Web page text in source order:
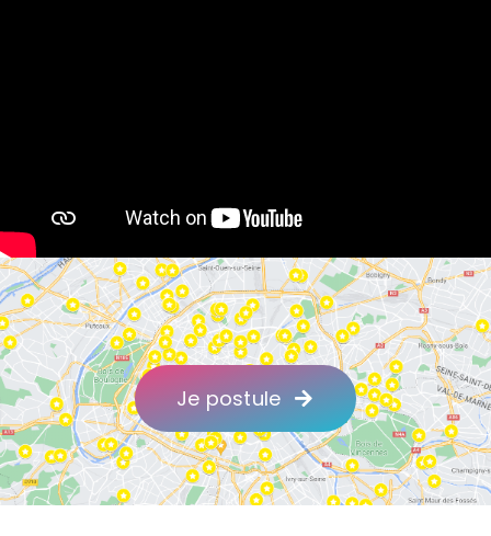
Je postule